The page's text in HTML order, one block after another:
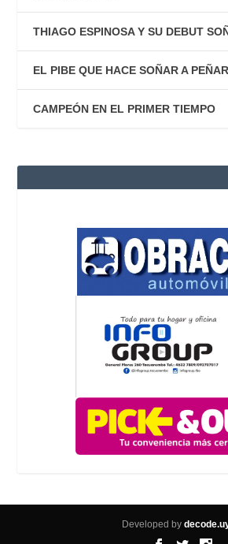
THIAGO ESPINOSA Y SU DEBUT
EL PIBE QUE HACE SOÑAR A
CAMPEÓN EN EL PRIMER TIEMPO
Developed by